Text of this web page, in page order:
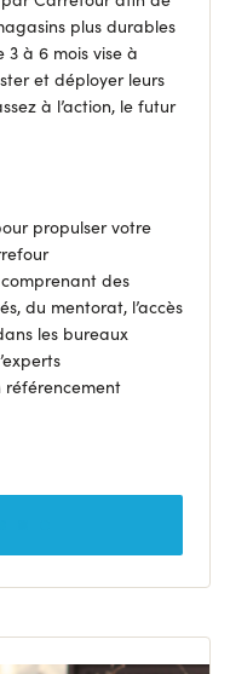
plus durables
3 à 6 mois vise à
et déployer leurs
à l’action, le futur
propulser votre
des
du mentorat, l’accès
les bureaux
référencement